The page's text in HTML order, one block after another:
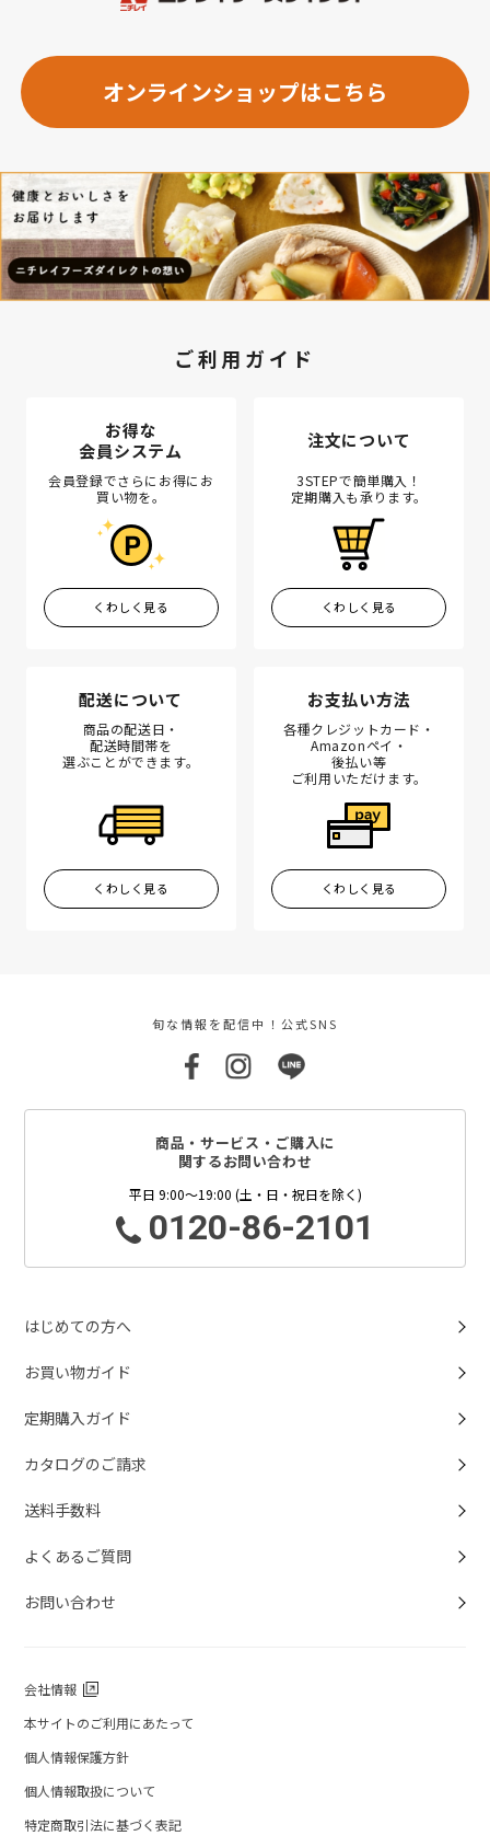
オンラインショップはこちら
ご利用ガイド
お得な
会員システム
会員登録でさらにお得にお
買い物を。
くわしく見る
注文について
3STEPで簡単購入！
定期購入も承ります。
くわしく見る
配送について
商品の配送日・
配送時間帯を
選ぶことができます。
くわしく見る
お支払い方法
各種クレジットカード・
Amazonペイ・
後払い等
ご利用いただけます。
くわしく見る
旬な情報を配信中！公式SNS
商品・サービス・ご購入に
関するお問い合わせ
平日 9:00～19:00 (土・日・祝日を除く)
0120-86-2101
はじめての方へ
お買い物ガイド
定期購入ガイド
カタログのご請求
送料手数料
よくあるご質問
お問い合わせ
会社情報
本サイトのご利用にあたって
個人情報保護方針
個人情報取扱について
特定商取引法に基づく表記